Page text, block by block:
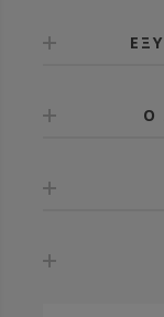
Ο